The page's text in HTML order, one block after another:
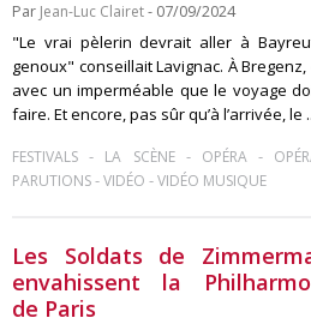
Par Jean-Luc Clairet- 07/09/2024
"Le vrai pèlerin devrait aller à
genoux" conseillait Lavignac. À Bregenz,
avec un imperméable que le voyage
faire. Et encore, pas sûr qu’à l’arrivée, le
FESTIVALS - LA SCÈNE- OPÉRA -
PARUTIONS-VIDÉO -VIDÉO MUSIQUE
Les Soldats de
envahissent la
de Paris